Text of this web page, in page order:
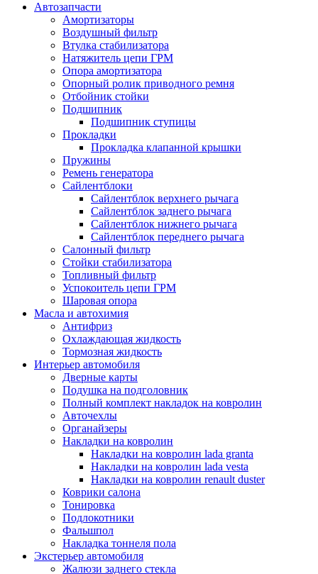
Автозапчасти
Амортизаторы
Воздушный фильтр
Втулка стабилизатора
Натяжитель цепи ГРМ
Опора амортизатора
Опорный ролик приводного ремня
Отбойник стойки
Подшипник
Подшипник ступицы
Прокладки
Прокладка клапанной крышки
Пружины
Ремень генератора
Сайлентблоки
Сайлентблок верхнего рычага
Сайлентблок заднего рычага
Сайлентблок нижнего рычага
Сайлентблок переднего рычага
Салонный фильтр
Стойки стабилизатора
Топливный фильтр
Успокоитель цепи ГРМ
Шаровая опора
Масла и автохимия
Антифриз
Охлаждающая жидкость
Тормозная жидкость
Интерьер автомобиля
Дверные карты
Подушка на подголовник
Полный комплект накладок на ковролин
Авточехлы
Органайзеры
Накладки на ковролин
Накладки на ковролин lada granta
Накладки на ковролин lada vesta
Накладки на ковролин renault duster
Коврики салона
Тонировка
Подлокотники
Фальшпол
Накладка тоннеля пола
Экстерьер автомобиля
Жалюзи заднего стекла